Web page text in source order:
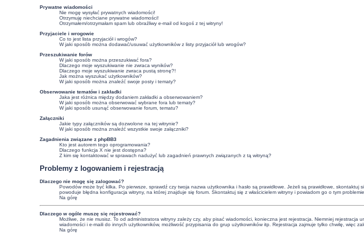
Prywatne wiadomości
Nie mogę wysyłać prywatnych wiadomości!
Otrzymuję niechciane prywatne wiadomości!
Otrzymałem/otrzymałam spam lub obraźliwy e-mail od kogoś z tej witryny!
Przyjaciele i wrogowie
Co to jest lista przyjaciół i wrogów?
W jaki sposób można dodawać/usuwać użytkowników z listy przyjaciół lub wrogów?
Przeszukiwanie forów
W jaki sposób można przeszukiwać fora?
Dlaczego moje wyszukiwanie nie zwraca wyników?
Dlaczego moje wyszukiwanie zwraca pustą stronę?!
Jak można wyszukać użytkowników?
W jaki sposób można znaleźć swoje posty i tematy?
Obserwowanie tematów i zakładki
Jaka jest różnica między dodaniem zakładki a obserwowaniem?
W jaki sposób można obserwować wybrane fora lub tematy?
W jaki sposób usunąć obserwowanie forum, tematu?
Załączniki
Jakie typy załączników są dozwolone na tej witrynie?
W jaki sposób można znaleźć wszystkie swoje załączniki?
Zagadnienia związane z phpBB3
Kto jest autorem tego oprogramowania?
Dlaczego funkcja X nie jest dostępna?
Z kim się kontaktować w sprawach nadużyć lub zagadnień prawnych związanych z tą witryną?
Problemy z logowaniem i rejestracją
Dlaczego nie mogę się zalogować?
Powodów może być kilka. Po pierwsze, sprawdź czy twoja nazwa użytkownika i hasło są prawidłowe. Jeżeli są prawidłowe,
powoduje błędna konfiguracja witryny, na której znajduje się forum. Skontaktuj się z właścicielem witryny i powiadom go o tym
Na górę
Dlaczego w ogóle muszę się rejestrować?
Możliwe, że nie musisz. To od administratora witryny zależy czy, aby pisać wiadomości, konieczna jest rejestracja. Niemniej
wiadomości i e-maili do innych użytkowników, możliwość przypisania do grup użytkowników itp. Rejestracja zajmuje tylko chwilę, więc
Na górę